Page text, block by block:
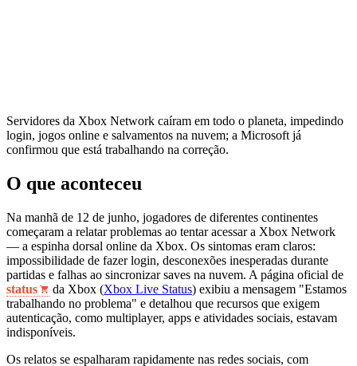
Servidores da Xbox Network caíram em todo o planeta, impedindo
login, jogos online e salvamentos na nuvem; a Microsoft já
confirmou que está trabalhando na correção.
O que aconteceu
Na manhã de 12 de junho, jogadores de diferentes continentes
começaram a relatar problemas ao tentar acessar a Xbox Network
— a espinha dorsal online da Xbox. Os sintomas eram claros:
impossibilidade de fazer login, desconexões inesperadas durante
partidas e falhas ao sincronizar saves na nuvem. A página oficial de
status
da Xbox (Xbox Live Status) exibiu a mensagem "Estamos
trabalhando no problema" e detalhou que recursos que exigem
autenticação, como multiplayer, apps e atividades sociais, estavam
indisponíveis.
Os relatos se espalharam rapidamente nas redes sociais, com